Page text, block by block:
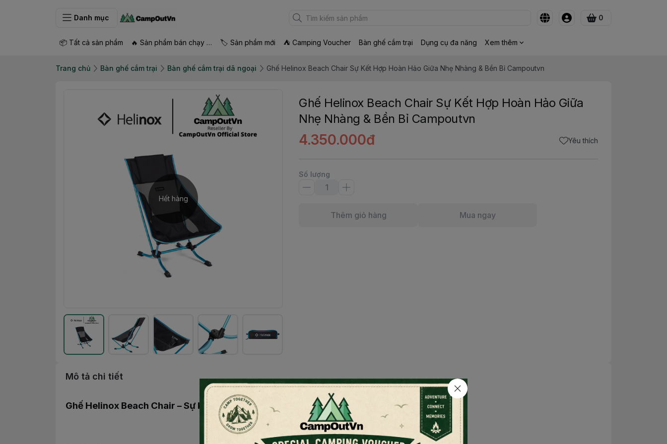
Danh mục 0
📦 Tất cả sản phẩm 🔥 Sản phẩm bán chạy nhất 🏷 Sản phẩm mới ⛺ Camping Voucher Bàn ghế cắm trại Dụng cụ đa năng Xem thêm
Trang chủ Bàn ghế cắm trại Bàn ghế cắm trại dã ngoại Ghế Helinox Beach Chair Sự Kết Hợp Hoàn Hảo Giữa Nhẹ Nhàng & Bền Bỉ Campoutvn
Hết hàng
Ghế Helinox Beach Chair Sự Kết Hợp Hoàn Hảo Giữa
Nhẹ Nhàng & Bền Bỉ Campoutvn
4.350.000đ Yêu thích
Số lượng
Thêm giỏ hàng Mua ngay
Mô tả chi tiết
Ghế Helinox Beach Chair – Sự Kết Hợp Hoàn Hảo Giữa Nhẹ Nhàng & Bền Bỉ